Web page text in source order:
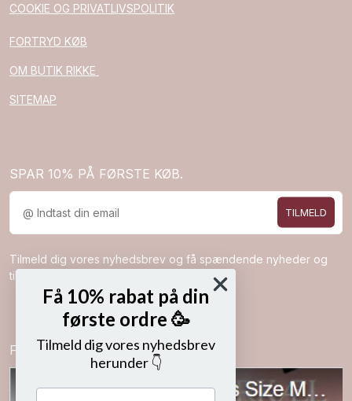
COOKIE OG PRIVATLIVSPOLITIK
FORTRYD KØB
OM BUTIK RIKKE
SITEMAP
SPAR 10% PÅ FØRSTE KØB.
TILMELD
Tilmeld dig vores nyhedsbrev og få spændende nyheder og
tilbud direkte i din indbakke.
Følg os på
Få 10% rabat på din
første ordre 🥳
Tilmeld dig vores nyhedsbrev
herunder 👇